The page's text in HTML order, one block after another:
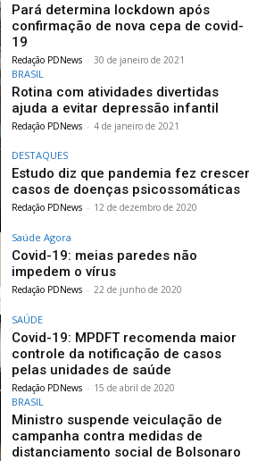
Pará determina lockdown após
confirmação de nova cepa de covid-
19
Redação PDNews - 30 de janeiro de 2021
BRASIL
Rotina com atividades divertidas
ajuda a evitar depressão infantil
Redação PDNews - 4 de janeiro de 2021
DESTAQUES
Estudo diz que pandemia fez crescer
casos de doenças psicossomáticas
Redação PDNews - 12 de dezembro de 2020
Saúde Agora
Covid-19: meias paredes não
impedem o vírus
Redação PDNews - 22 de junho de 2020
SAÚDE
Covid-19: MPDFT recomenda maior
controle da notificação de casos
pelas unidades de saúde
Redação PDNews - 15 de abril de 2020
BRASIL
Ministro suspende veiculação de
campanha contra medidas de
distanciamento social de Bolsonaro